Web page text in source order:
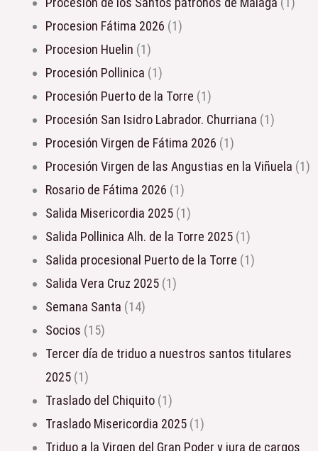
procesion Fátima 2026 (1)
Procesion Huelin (1)
Procesión Pollinica (1)
Procesión Puerto de la Torre (1)
Procesión San Isidro Labrador. Churriana (1)
Procesión Virgen de Fátima 2026 (1)
Procesión Virgen de las Angustias en la Viñuela (1)
Rosario de Fátima 2026 (1)
Salida Misericordia 2025 (1)
Salida Pollinica Alh. de la Torre 2025 (1)
Salida procesional Puerto de la Torre (1)
Salida Vera Cruz 2025 (1)
Semana Santa (14)
Socios (15)
Tercer día de triduo a nuestros santos titulares
2025 (1)
Traslado del Chiquito (1)
Traslado Misericordia 2025 (1)
triduo a la Virgen del Gran Poder y jura de cargos